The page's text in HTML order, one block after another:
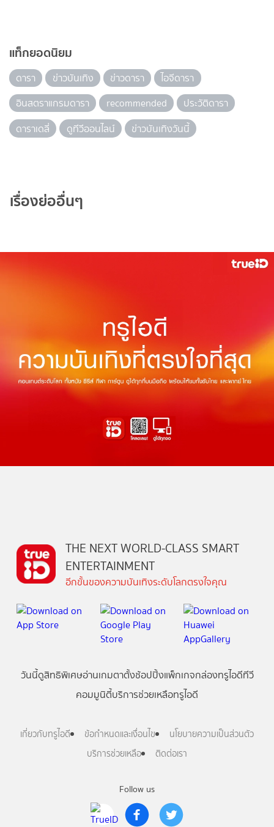
แท็กยอดนิยม
ดารา ข่าวบันเทิง ข่าวดารา
ไอจีดารา
อินสตราแกรมดารา
recommended
ประวัติดารา
ดาราเดลี่
ดูทีวีออนไลน์ ข่าวบันเทิงวันนี้
เรื่องย่ออื่นๆ
Follow us
THE NEXT WORLD-CLASS SMART
ENTERTAINMENT
อีกขั้นของความบันเทิงระดับโลกตรงใจคุณ
วันนี้ดูสิทธิพิเศษอ่านเกมตาตั้งช้อปปิ้งแพ็กเกจกล่องทรูไอดีทีวี
คอมมูนิตี้บริการช่วยเหลือทรูไอดี
เกี่ยวกับทรูไอดี ข้อกำหนดและเงื่อนไข
นโยบายความเป็นส่วนตัว
บริการช่วยเหลือ
ติดต่อเรา